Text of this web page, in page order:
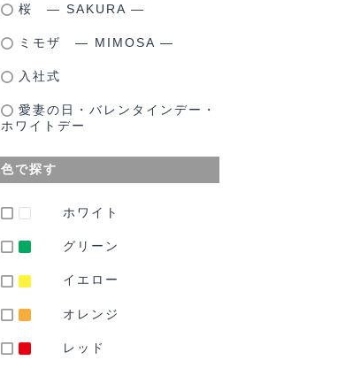
桜 ― SAKURA ―
ミモザ ― MIMOSA ―
入社式
愛妻の日・バレンタインデー・
ホワイトデー
色で探す
ホワイト
グリーン
イエロー
オレンジ
レッド